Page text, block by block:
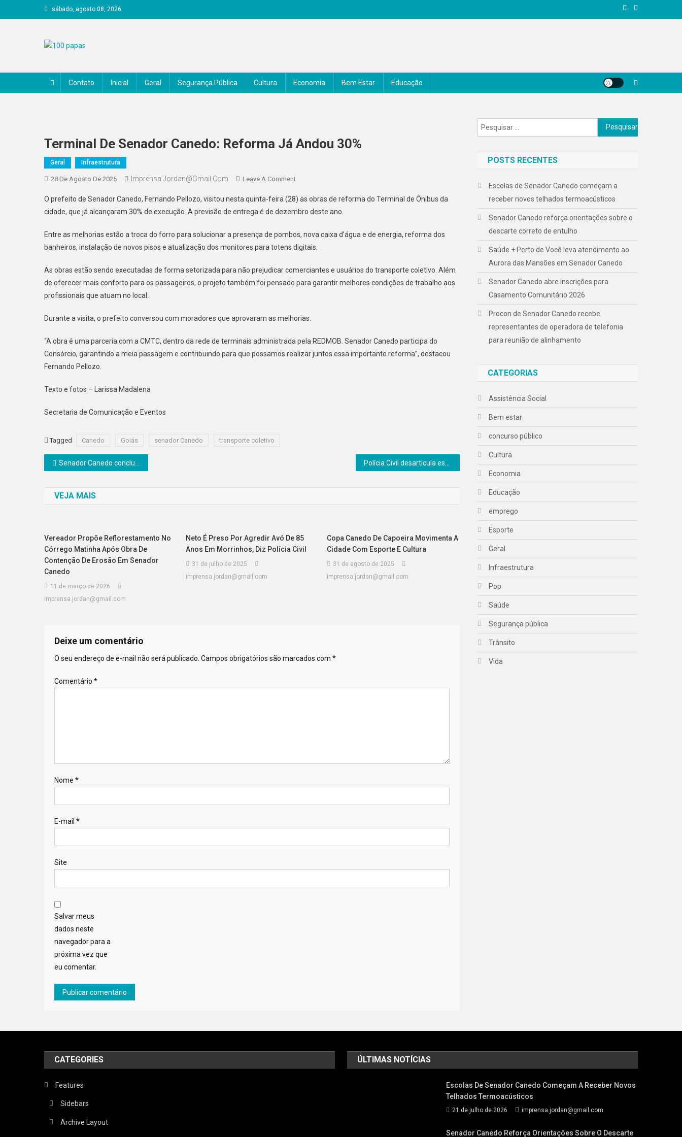
to
sábado, agosto 08, 2026
Contato Inicial Geral Segurança Pública Cultura Economia Bem Estar Educação
Terminal De Senador Canedo: Reforma Já Andou 30%
Geral Infraestrutura
28 De Agosto De 2025 Imprensa.jordan@gmail.com Leave A CommentOn
De
Senador
Reforma
Já
30%
O prefeito de Senador Canedo, Fernando Pellozo, visitou nesta quinta-feira (28) as obras de reforma do Terminal de Ônibus da
cidade, que já alcançaram 30% de execução. A previsão de entrega é de dezembro deste ano.
Entre as melhorias estão a troca do forro para solucionar a presença de pombos, nova caixa d’água e de energia, reforma dos
banheiros, instalação de novos pisos e atualização dos monitores para totens digitais.
As obras estão sendo executadas de forma setorizada para não prejudicar comerciantes e usuários do transporte coletivo. Além
de oferecer mais conforto para os passageiros, o projeto também foi pensado para garantir melhores condições de trabalho aos
profissionais que atuam no local.
Durante a visita, o prefeito conversou com moradores que aprovaram as melhorias.
“A obra é uma parceria com a CMTC, dentro da rede de terminais administrada pela REDMOB. Senador Canedo participa do
Consórcio, garantindo a meia passagem e contribuindo para que possamos realizar juntos essa importante reforma”, destacou
Fernando Pellozo.
Texto e fotos – Larissa Madalena
Secretaria de Comunicação e Eventos
Tagged Canedo Goiás senador Canedo transporte coletivo
Navegação
Post
Senador Canedo conclui primeira etapa de pavimentação no bairro Morumbi
VEJA MAIS
Vereador Propõe Reflorestamento No
Córrego Matinha Após Obra De
Contenção De Erosão Em Senador
Canedo
11 de março de 2026
imprensa.jordan@gmail.com
Neto É Preso Por Agredir Avó De 85
Anos Em Morrinhos, Diz Polícia Civil
31 de julho de 2025
imprensa.jordan@gmail.com
Copa Canedo De Capoeira Movimenta A
Cidade Com Esporte E Cultura
31 de agosto de 2025
imprensa.jordan@gmail.com
Deixe um comentário
O seu endereço de e-mail não será publicado. Campos obrigatórios são marcados com *
Comentário *
Nome *
E-mail *
Site
Salvar meus
dados neste
navegador para a
próxima vez que
eu comentar.
Pesquisar
por:
POSTS RECENTES
Escolas de Senador Canedo começam a
receber novos telhados termoacústicos
Senador Canedo reforça orientações sobre o
descarte correto de entulho
Saúde + Perto de Você leva atendimento ao
Aurora das Mansões em Senador Canedo
Senador Canedo abre inscrições para
Casamento Comunitário 2026
Procon de Senador Canedo recebe
representantes de operadora de telefonia
para reunião de alinhamento
CATEGORIAS
Assistência Social
Bem estar
concurso público
Cultura
Economia
Educação
emprego
Esporte
Geral
Infraestrutura
Pop
Saúde
Segurança pública
Trânsito
Vida
CATEGORIES
Features
Sidebars
Archive Layout
ÚLTIMAS NOTÍCIAS
Escolas De Senador Canedo Começam A Receber Novos
Telhados Termoacústicos
21 de julho de 2026 imprensa.jordan@gmail.com
Senador Canedo Reforça Orientações Sobre O Descarte